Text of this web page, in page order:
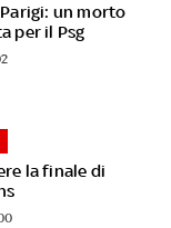
un morto
per il Psg
la finale di